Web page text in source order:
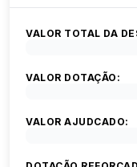
VALOR TOTAL DA
VALOR DOTAÇÃO:
VALOR AJUDCADO: